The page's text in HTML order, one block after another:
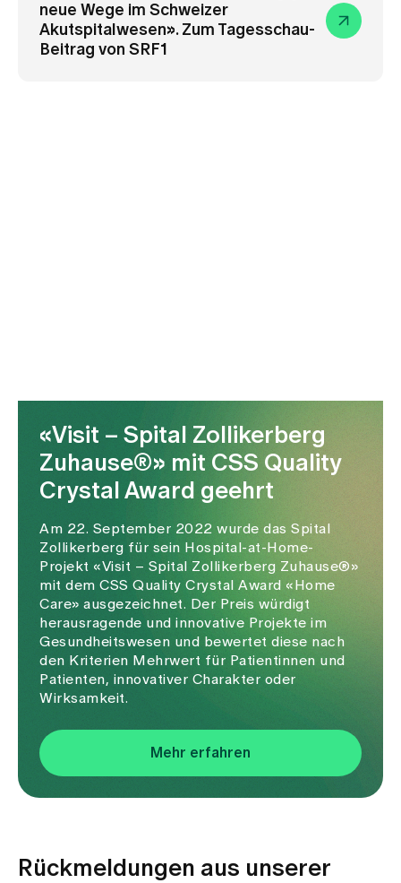
neue Wege im Schweizer
Akutspitalwesen». Zum Tagesschau-
Beitrag von SRF1
«Visit – Spital Zollikerberg
Zuhause®» mit CSS Quality
Crystal Award geehrt
Am 22. September 2022 wurde das Spital
Zollikerberg für sein Hospital-at-Home-
Projekt «Visit – Spital Zollikerberg Zuhause®»
mit dem CSS Quality Crystal Award «Home
Care» ausgezeichnet. Der Preis würdigt
herausragende und innovative Projekte im
Gesundheitswesen und bewertet diese nach
den Kriterien Mehrwert für Patientinnen und
Patienten, innovativer Charakter oder
Wirksamkeit.
Mehr erfahren
Rückmeldungen aus unserer